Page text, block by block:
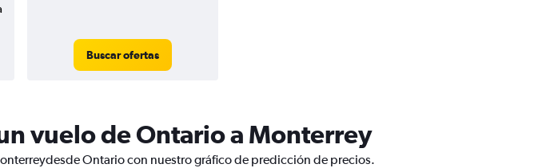
Buscar ofertas
vuelo de Ontario a Monterrey
Ontario con nuestro gráfico de predicción de precios.